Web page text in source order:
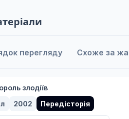
перегляду Схоже за
злодіїв
2002 Передісторія